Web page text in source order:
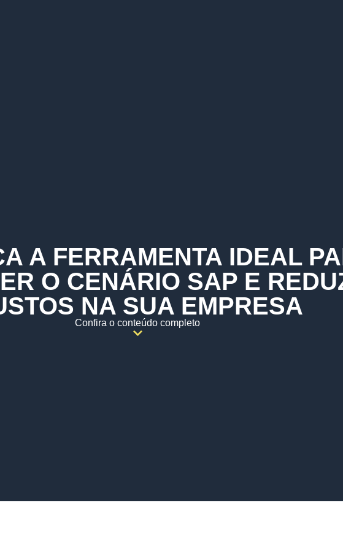
A FERRAMENTA IDEAL
O CENÁRIO SAP E
NA SUA EMPRESA
Confira o conteúdo completo